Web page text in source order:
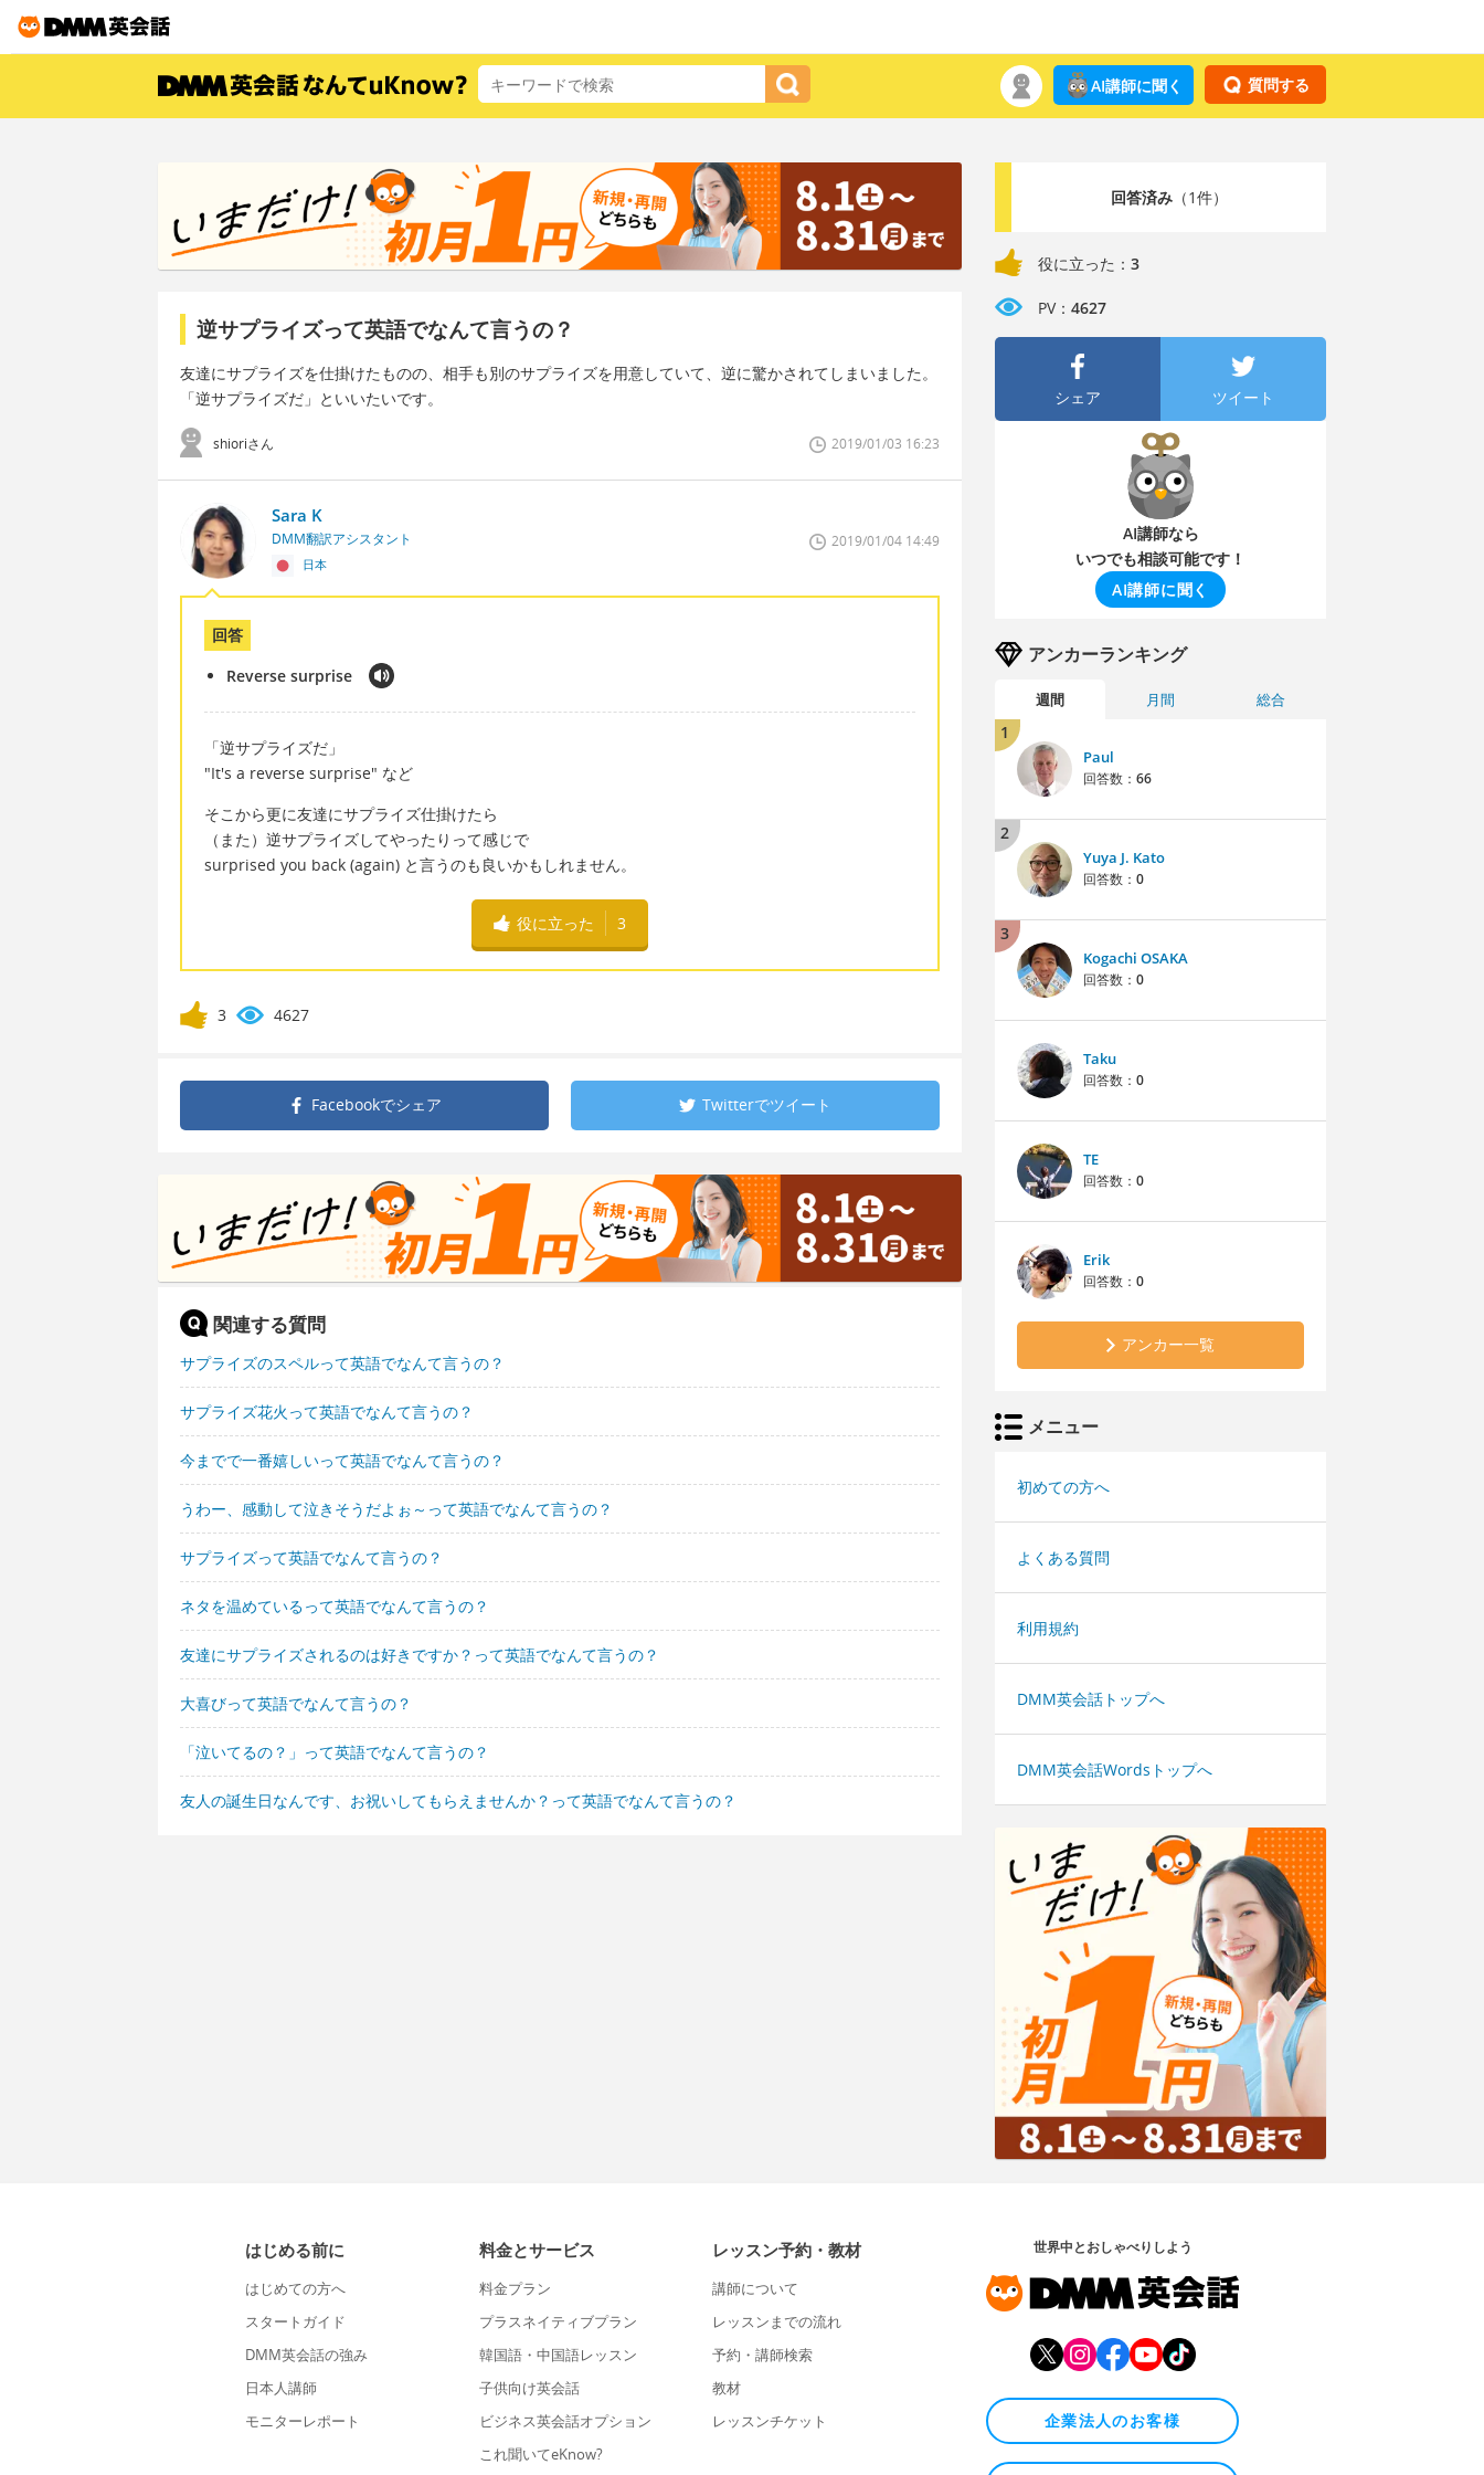
質問する
AI講師に聞く
逆サプライズって英語でなんて言うの？
友達にサプライズを仕掛けたものの、相手も別のサプライズを用意していて、逆に驚かされてしまいました。
「逆サプライズだ」といいたいです。
shioriさん 2019/01/03 16:23
Sara K
DMM翻訳アシスタント
日本
2019/01/04 14:49
回答
Reverse surprise
「逆サプライズだ」
"It's a reverse surprise" など
そこから更に友達にサプライズ仕掛けたら
（また）逆サプライズしてやったりって感じで
surprised you back (again) と言うのも良いかもしれません。
役に立った 3
3 4627
Facebookでシェア Twitterでツイート
関連する質問
サプライズのスペルって英語でなんて言うの？
サプライズ花火って英語でなんて言うの？
今までで一番嬉しいって英語でなんて言うの？
うわー、感動して泣きそうだよぉ～って英語でなんて言うの？
サプライズって英語でなんて言うの？
ネタを温めているって英語でなんて言うの？
友達にサプライズされるのは好きですか？って英語でなんて言うの？
大喜びって英語でなんて言うの？
「泣いてるの？」って英語でなんて言うの？
友人の誕生日なんです、お祝いしてもらえませんか？って英語でなんて言うの？
回答済み（1件）
役に立った： 3
PV： 4627
シェア ツイート
AI講師なら
いつでも相談可能です！
AI講師に聞く
アンカーランキング
週間 月間 総合
1
Paul
回答数： 66
2
Yuya J. Kato
回答数： 0
3
Kogachi OSAKA
回答数： 0
Taku
回答数： 0
TE
回答数： 0
Erik
回答数： 0
アンカー一覧
メニュー
初めての方へ
よくある質問
利用規約
DMM英会話トップへ
DMM英会話Wordsトップへ
はじめる前に
はじめての方へ
スタートガイド
DMM英会話の強み
日本人講師
モニターレポート
料金とサービス
料金プラン
プラスネイティブプラン
韓国語・中国語レッスン
子供向け英会話
ビジネス英会話オプション
これ聞いてeKnow?
レッスン予約・教材
講師について
レッスンまでの流れ
予約・講師検索
教材
レッスンチケット
世界中とおしゃべりしよう
企業法人のお客様